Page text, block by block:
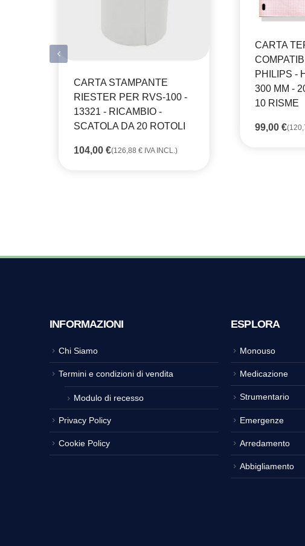
CARTA STAMPANTE
RIESTER PER RVS-100 -
13321 - RICAMBIO -
SCATOLA DA 20 ROTOLI
104,00 €(126,88 € IVA INCL.)
CARTA
PHILIPS -
300 MM -
10 RISME
99,00 €(
INFORMAZIONI
Chi Siamo
Termini e condizioni di vendita
Modulo di recesso
Privacy Policy
Cookie Policy
ESPLORA
Monouso
Medicazione
Strumentario
Emergenze
Arredamento
Abbigliamento